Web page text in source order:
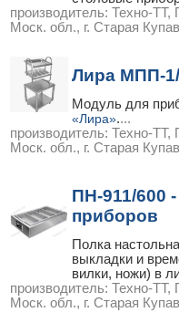
производитель: Техно-ТТ,
Моск. обл., г. Старая
Лира МПП-
Модуль для
«Лира»....
производитель: Техно-ТТ,
Моск. обл., г. Старая
ПН-911/600
приборов
Полка
выкладки и
вилки, ножи) в
производитель: Техно-ТТ,
Моск. обл., г. Старая